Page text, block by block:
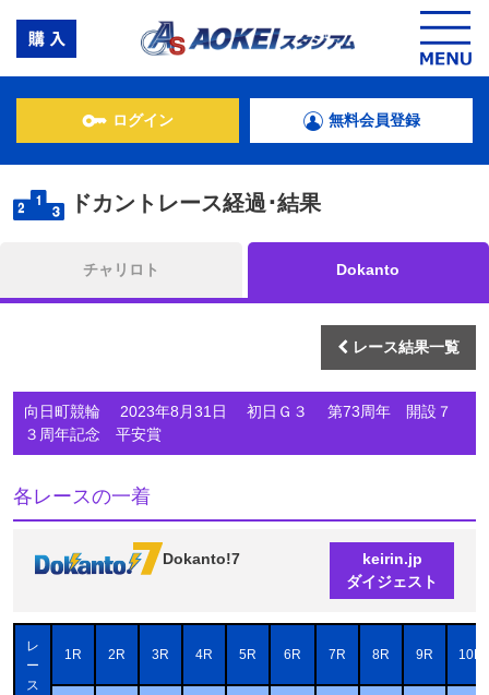
ログイン 無料会員登録
ドカントレース経過･結果
チャリロト Dokanto
レース結果一覧
向日町競輪 2023年8月31日 初日Ｇ３ 第73周年 開設７
３周年記念 平安賞
各レースの一着
Dokanto!7
keirin.jp
ダイジェスト
レ
ー
ス
1R 2R 3R 4R 5R 6R 7R 8R 9R 10R